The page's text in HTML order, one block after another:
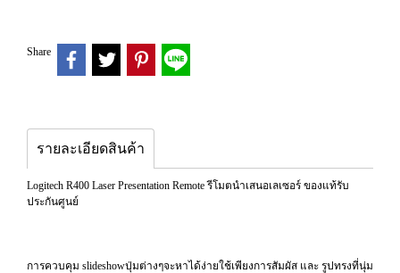
Share
รายละเอียดสินค้า
Logitech R400 Laser Presentation Remote รีโมตนำเสนอเลเซอร์ ของแท้รับ
ประกันศูนย์
การควบคุม slideshowปุ่มต่างๆจะหาได้ง่ายใช้เพียงการสัมผัส และ รูปทรงที่นุ่ม